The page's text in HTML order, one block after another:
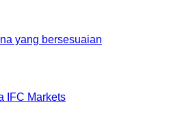
yang bersesuaian
IFC Markets